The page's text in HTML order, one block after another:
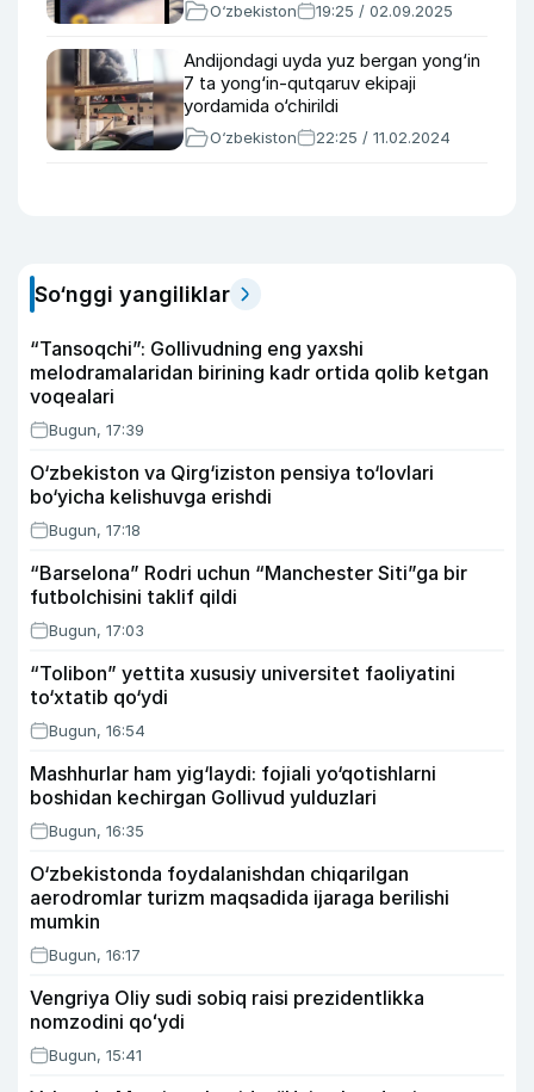
O‘zbekiston 19:25 / 02.09.2025
Andijondagi uyda yuz bergan yong‘in
7 ta yong‘in-qutqaruv ekipaji
yordamida o‘chirildi
O‘zbekiston 22:25 / 11.02.2024
So‘nggi yangiliklar
“Tansoqchi”: Gollivudning eng yaxshi
melodramalaridan birining kadr ortida qolib ketgan
voqealari
Bugun, 17:39
O‘zbekiston va Qirg‘iziston pensiya to‘lovlari
bo‘yicha kelishuvga erishdi
Bugun, 17:18
“Barselona” Rodri uchun “Manchester Siti”ga bir
futbolchisini taklif qildi
Bugun, 17:03
“Tolibon” yettita xususiy universitet faoliyatini
to‘xtatib qo‘ydi
Bugun, 16:54
Mashhurlar ham yig‘laydi: fojiali yo‘qotishlarni
boshidan kechirgan Gollivud yulduzlari
Bugun, 16:35
O‘zbekistonda foydalanishdan chiqarilgan
aerodromlar turizm maqsadida ijaraga berilishi
mumkin
Bugun, 16:17
Vengriya Oliy sudi sobiq raisi prezidentlikka
nomzodini qoʻydi
Bugun, 15:41